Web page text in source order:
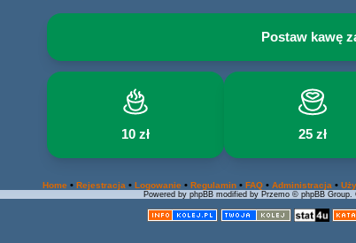
Postaw kawę
10 zł 25 zł
Home • Rejestracja • Logowanie • Regulamin • FAQ • Administracja •
Powered by phpBB modified by Przemo © phpBB